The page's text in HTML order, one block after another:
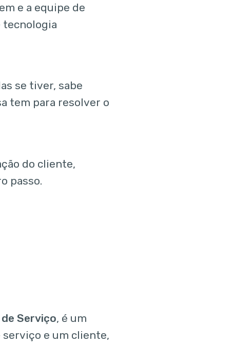
e a equipe de
tecnologia
se tiver, sabe
tem para resolver o
do cliente,
passo.
Serviço, é um
e um cliente,